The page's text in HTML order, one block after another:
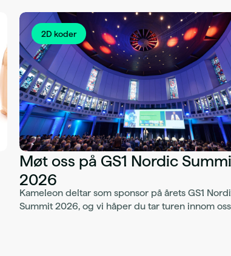
2D koder
Møt oss på GS1 Nordic
2026
Kameleon deltar som sponsor på årets GS1
Summit 2026, og vi håper du tar turen innom